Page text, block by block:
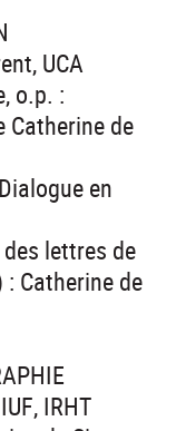
UCA
o.p. :
Catherine de
en
lettres de
: Catherine de
IRHT